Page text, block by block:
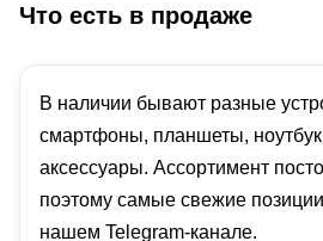
Что есть в продаже
В наличии бывают разные
смартфоны, планшеты,
аксессуары. Ассортимент
поэтому самые свежие
нашем Telegram-канале.